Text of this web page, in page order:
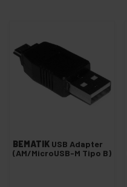
BEMATIK USB Adapter
(AM/MicroUSB-M Tipo B)